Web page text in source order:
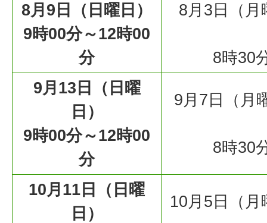
8月9日（日曜日）
9時00分～12時00
分
8月3日（月
8時30
9月13日（日曜
日）
9時00分～12時00
分
9月7日（月
8時30
10月11日（日曜
日）
10月5日（